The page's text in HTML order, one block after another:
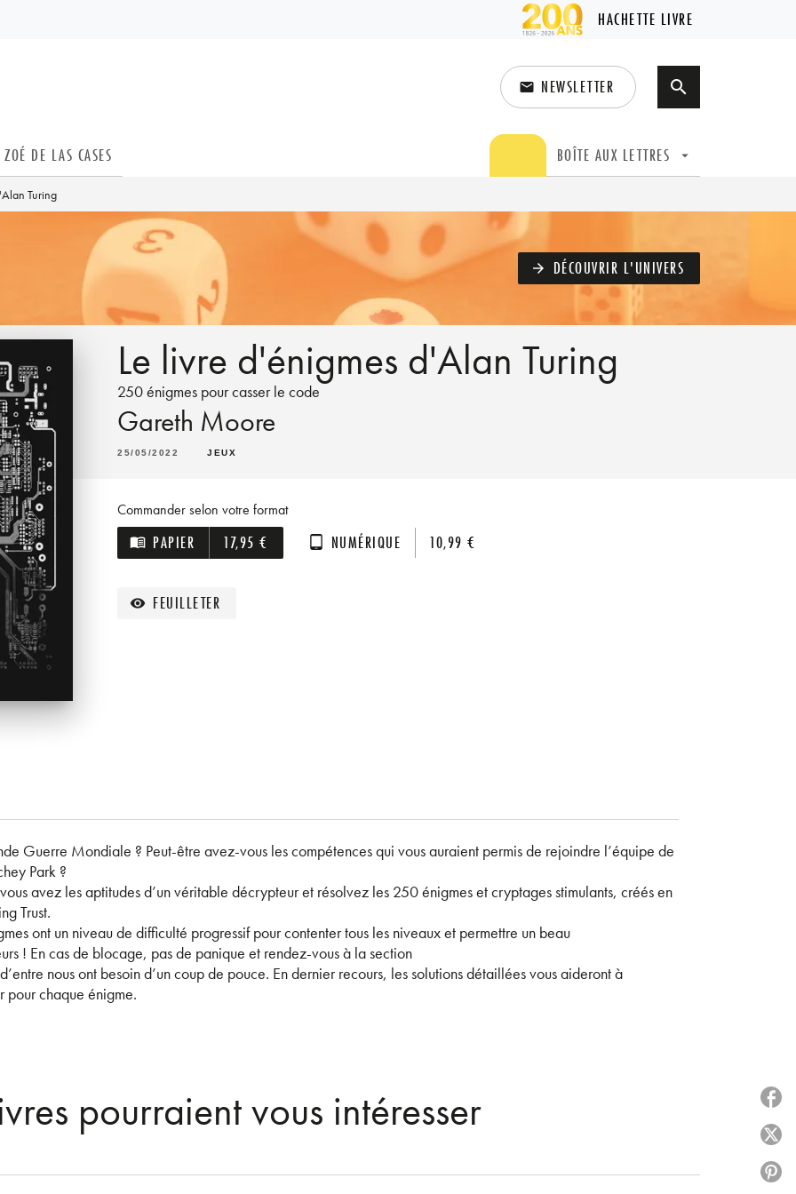
HACHETTE LIVRE
email NEWSLETTER search
ZOÉ DE LAS CASES BOÎTE AUX LETTRES arrow_drop_down
Turing
arrow_forward DÉCOUVRIR L'UNIVERS
Le livre d'énigmes d'Alan Turing
250 énigmes pour casser le code
Gareth Moore
25/05/2022 JEUX
Commander selon votre format
menu_book PAPIER 17,95 € tablet_android NUMÉRIQUE 10,99 €
visibility FEUILLETER
Guerre Mondiale ? Peut-être avez-vous les compétences qui vous auraient permis de rejoindre l’équipe de
Park ?
avez les aptitudes d’un véritable décrypteur et résolvez les 250 énigmes et cryptages stimulants, créés en
Trust.
ont un niveau de difficulté progressif pour contenter tous les niveaux et permettre un beau
! En cas de blocage, pas de panique et rendez-vous à la section
nous ont besoin d’un coup de pouce. En dernier recours, les solutions détaillées vous aideront à
chaque énigme.
pourraient vous intéresser